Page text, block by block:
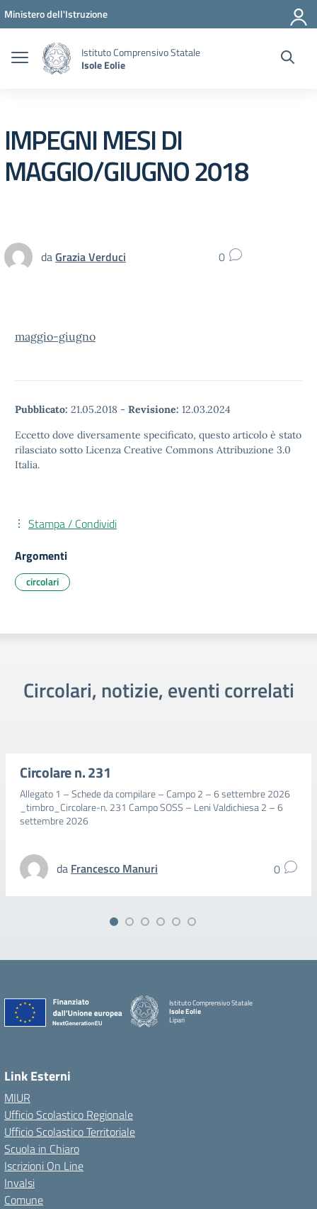
Vai ai contenuti
Vai al menu di navigazione
Vai al footer
Ministero dell'Istruzione
Istituto Comprensivo Statale
Isole Eolie
IMPEGNI MESI DI
MAGGIO/GIUGNO 2018
daGrazia Verduci 0
maggio-giugno
Pubblicato: 21.05.2018 - Revisione: 12.03.2024
Eccetto dove diversamente specificato, questo articolo è stato
rilasciato sotto Licenza Creative Commons Attribuzione 3.0
Italia.
Stampa / Condividi
Argomenti
circolari
Circolari, notizie, eventi correlati
Circolare n. 231
Allegato 1 – Schede da compilare – Campo 2 – 6 settembre 2026
_timbro_Circolare-n. 231 Campo SOSS – Leni Valdichiesa 2 – 6
settembre 2026
da Francesco Manuri 0
Istituto Comprensivo Statale
Isole Eolie
Lipari
Link Esterni
MIUR
Ufficio Scolastico Regionale
Ufficio Scolastico Territoriale
Scuola in Chiaro
Iscrizioni On Line
Invalsi
Comune